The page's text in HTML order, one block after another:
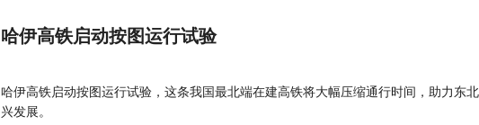
哈伊高铁启动按图运行试验
哈伊高铁启动按图运行试验，这条我国最北端在建高铁将大幅压缩通行时间，助力东
兴发展。